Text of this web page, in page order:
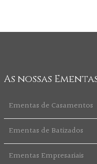
As nossas
Ementas de Casamentos
Ementas de Batizados
Ementas Empresariais